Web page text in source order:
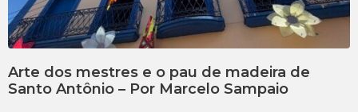
Arte dos mestres e o pau de madeira de
Santo Antônio – Por Marcelo Sampaio